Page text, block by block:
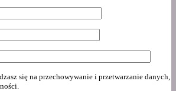
się na przechowywanie i przetwarzanie danych,